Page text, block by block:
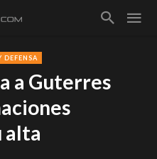
DEFENSA
a Guterres
alta